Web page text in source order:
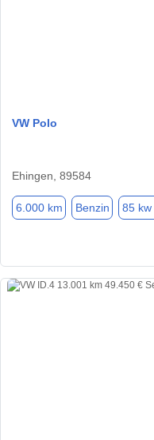
VW Polo
Ehingen, 89584
6.000 km Benzin 85 kw